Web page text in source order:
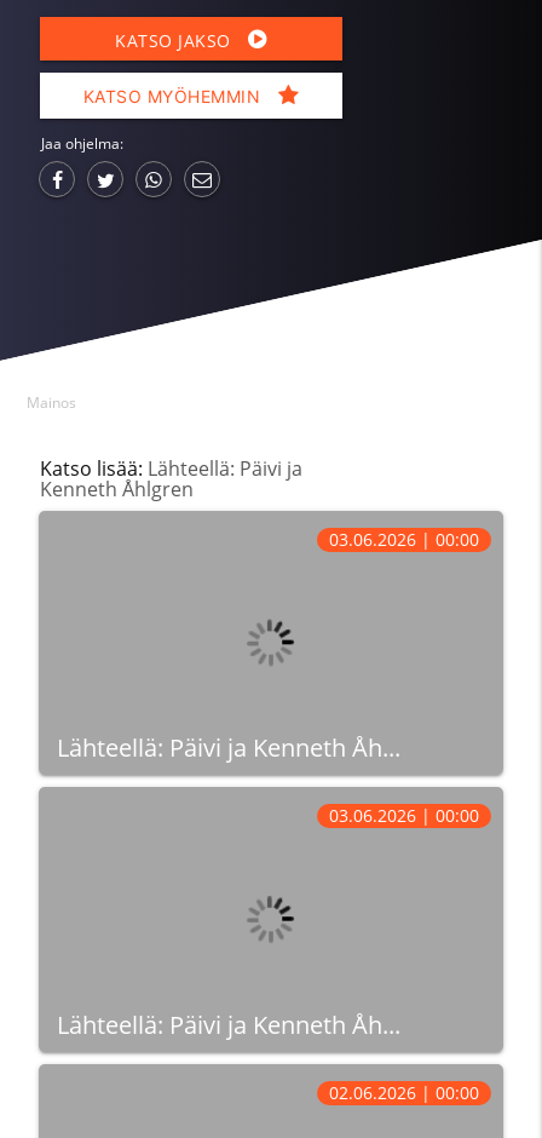
KATSO JAKSO
KATSO MYÖHEMMIN
Jaa ohjelma:
Mainos
Katso lisää: Lähteellä: Päivi ja
Kenneth Åhlgren
Lähteellä: Päivi ja Kenneth Åh...
03.06.2026 | 00:00
Lähteellä: Päivi ja Kenneth Åh...
03.06.2026 | 00:00
02.06.2026 | 00:00